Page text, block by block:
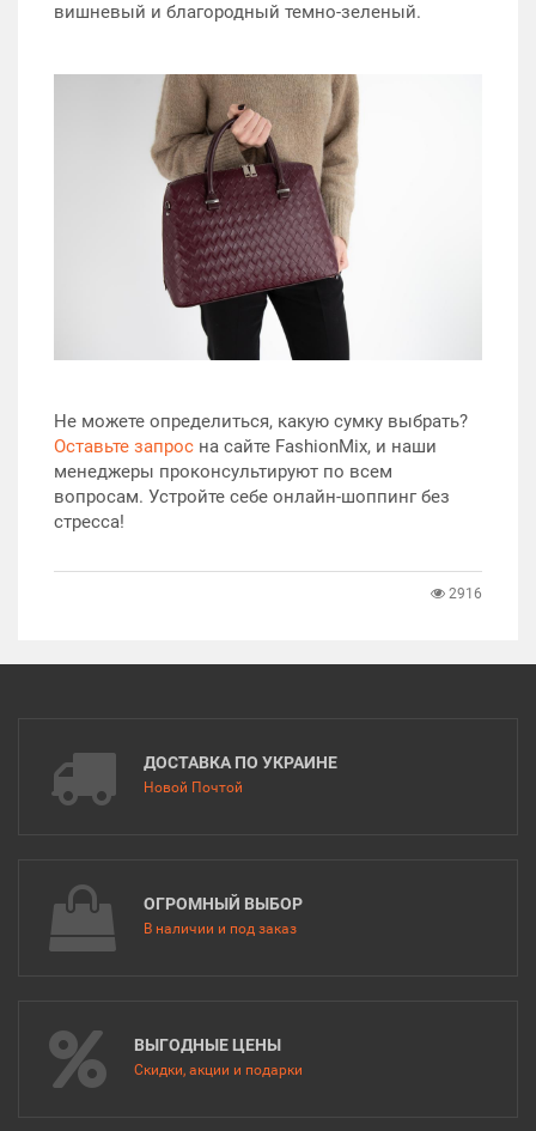
вишневый и благородный темно-зеленый.
Не можете определиться, какую сумку выбрать?
Оставьте запрос на сайте FashionMix, и наши
менеджеры проконсультируют по всем
вопросам. Устройте себе онлайн-шоппинг без
стресса!
2916
ДОСТАВКА ПО УКРАИНЕ
Новой Почтой
ОГРОМНЫЙ ВЫБОР
В наличии и под заказ
ВЫГОДНЫЕ ЦЕНЫ
Скидки, акции и подарки